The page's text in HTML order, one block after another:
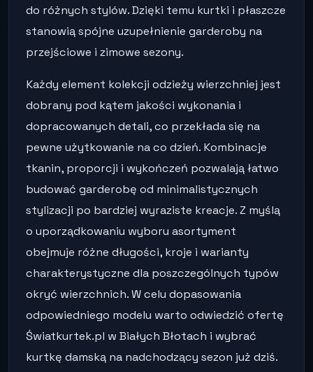
do różnych stylów. Dzięki temu kurtki i płaszcze
stanowią spójne uzupełnienie garderoby na
przejściowe i zimowe sezony.
Każdy element kolekcji odzieży wierzchniej jest
dobrany pod kątem jakości wykonania i
dopracowanych detali, co przekłada się na
pewne użytkowanie na co dzień. Kombinacje
tkanin, proporcji i wykończeń pozwalają łatwo
budować garderobę od minimalistycznych
stylizacji po bardziej wyraziste kreacje. Z myślą
o uporządkowaniu wyboru asortyment
obejmuje różne długości, kroje i warianty
charakterystyczne dla poszczególnych typów
okryć wierzchnich. W celu dopasowania
odpowiedniego modelu warto odwiedzić ofertę
Światkurtek.pl w Białych Błotach i wybrać
kurtkę damską na nadchodzący sezon już dziś.